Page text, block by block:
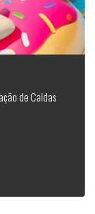
de Caldas